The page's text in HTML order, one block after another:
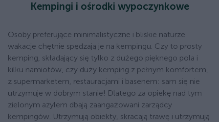
Kempingi i ośrodki wypoczynkowe
Osoby preferujące minimalistyczne i bliskie naturze
wakacje chętnie spędzają je na kempingu. Czy to prosty
kemping, składający się tylko z dużego pięknego pola i
kilku namiotów, czy duży kemping z pełnym komfortem,
z supermarketem, restauracjami i basenem: sam się nie
utrzymuje w dobrym stanie! Dlatego za opiekę nad tym
zielonym azylem dbają zaangażowani zarządcy
kempingów. Utrzymują obiekty, skracają trawę i utrzymują